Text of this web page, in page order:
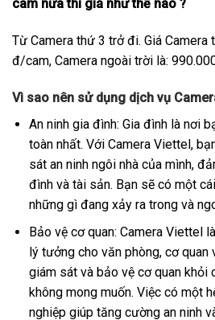
cam nữa thì giá như thế nào ?
Từ Camera thứ 3 trở đi. Giá Camera
đ/cam, Camera ngoài trời là:
Vì sao nên sử dụng dịch vụ
An ninh gia đình: Gia đình là nơi
toàn nhất. Với Camera Viettel,
sát an ninh ngôi nhà của mình,
đình và tài sản. Bạn sẽ có một
những gì đang xảy ra trong và
Bảo vệ cơ quan: Camera Viettel
lý tưởng cho văn phòng, cơ quan
giám sát và bảo vệ cơ quan khỏi
không mong muốn. Việc có một
nghiệp giúp tăng cường an ninh